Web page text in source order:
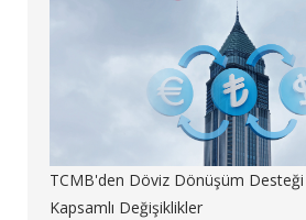
TCMB'den Döviz Dönüşüm Desteği
Kapsamlı Değişiklikler